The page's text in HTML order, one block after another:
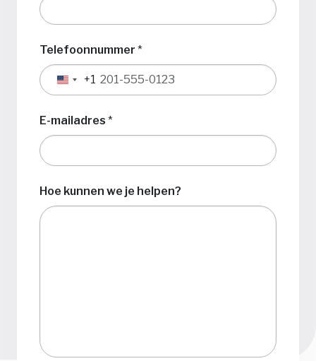
Telefoonnummer *
Verenigde
+1
+1
E-mailadres *
Hoe kunnen we je helpen?